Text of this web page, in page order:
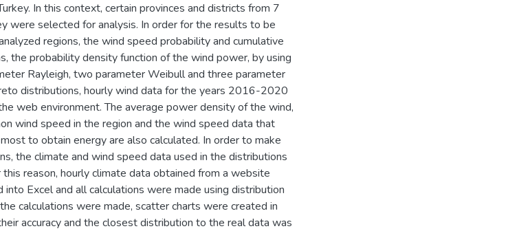
In this context, certain provinces and districts from 7
were selected for analysis. In order for the results to be
regions, the wind speed probability and cumulative
the probability density function of the wind power, by using
Rayleigh, two parameter Weibull and three parameter
distributions, hourly wind data for the years 2016-2020
web environment. The average power density of the wind,
wind speed in the region and the wind speed data that
to obtain energy are also calculated. In order to make
the climate and wind speed data used in the distributions
this reason, hourly climate data obtained from a website
into Excel and all calculations were made using distribution
calculations were made, scatter charts were created in
accuracy and the closest distribution to the real data was